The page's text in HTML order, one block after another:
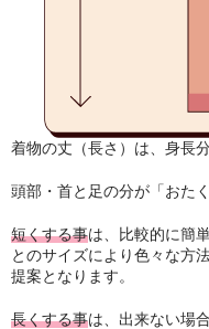
着物の丈（長さ）は、身長
頭部・首と足の分が「おた
短くする事は、比較的に簡
とのサイズにより色々な方
提案となります。
長くする事は、出来ない場